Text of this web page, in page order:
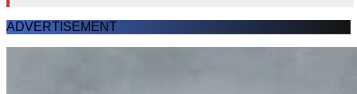
ADVERTISEMENT